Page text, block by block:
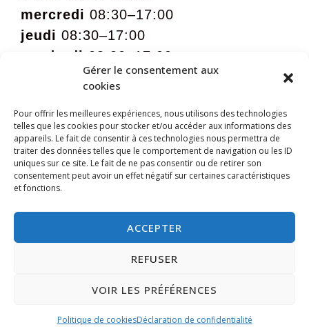
Gérer le consentement aux
cookies
Pour offrir les meilleures expériences, nous utilisons des technologies
telles que les cookies pour stocker et/ou accéder aux informations des
appareils. Le fait de consentir à ces technologies nous permettra de
traiter des données telles que le comportement de navigation ou les ID
uniques sur ce site. Le fait de ne pas consentir ou de retirer son
consentement peut avoir un effet négatif sur certaines caractéristiques
et fonctions.
ACCEPTER
REFUSER
VOIR LES PRÉFÉRENCES
Politique de cookiesDéclaration de confidentialité
mercredi 08:30–17:00
jeudi 08:30–17:00
vendredi 08:30–17:00
09:00 – 12:00 sur rdv